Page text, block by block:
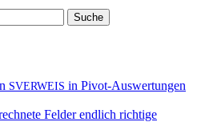
SVERWEIS in Pivot-Auswertungen
Felder endlich richtige